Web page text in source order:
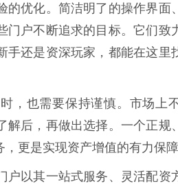
的优化。简洁明了的操作界面
门户不断追求的目标。它们致
手还是资深玩家，都能在这里
，也需要保持谨慎。市场上
后，再做出选择。一个正规
更是实现资产增值的有力保障
以其一站式服务、灵活配资